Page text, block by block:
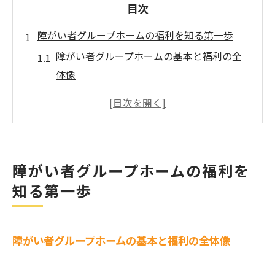
目次
障がい者グループホームの福利を知る第一歩
障がい者グループホームの基本と福利の全
体像
利用前に知るべき障がい者グループホーム
障がい者グループホームがもたらす自立支
援の意義
障がい者グループホームの福利を
知る第一歩
障がい者グループホームの基本と福利の全体像